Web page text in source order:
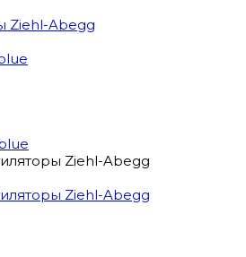
Ziehl-Abegg
Ziehl-Abegg
Ziehl-Abegg